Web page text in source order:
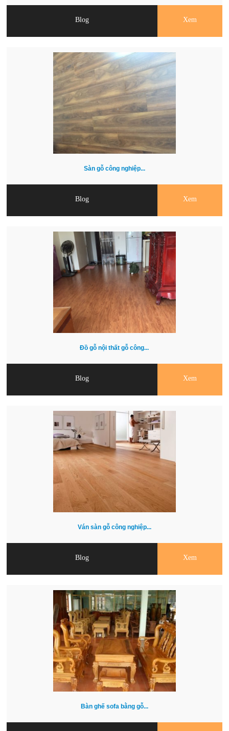
Blog Xem
Sàn gỗ công nghiệp...
Blog Xem
Đồ gỗ nội thất gỗ công...
Blog Xem
Ván sàn gỗ công nghiệp...
Blog Xem
Bàn ghế sofa bằng gỗ...